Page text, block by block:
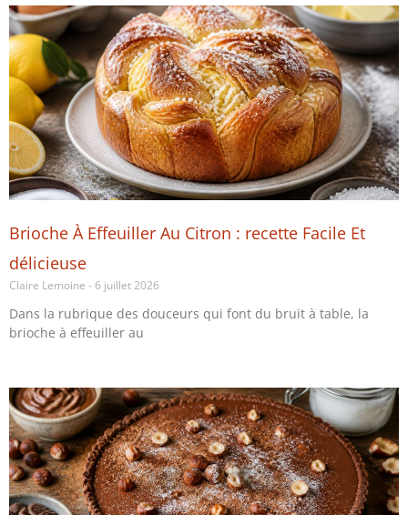
Brioche À Effeuiller Au Citron : recette Facile Et
délicieuse
Claire Lemoine 6 juillet 2026
Dans la rubrique des douceurs qui font du bruit à table, la
brioche à effeuiller au